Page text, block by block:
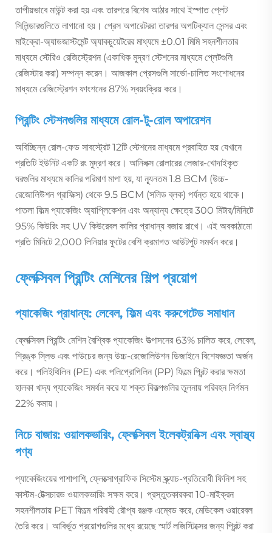
তাপীয়ভাবে মাউন্ট করা হয় এবং তারপরে বিশেষ আঠার সাথে ইস্পাত প্লেট
সিলিন্ডারগুলিতে লাগানো হয়। প্রেস অপারেটররা তারপর অপটিক্যাল সেন্সর এবং
মাইক্রো-অ্যাডজাস্টমেন্ট অ্যাকচুয়েটরের মাধ্যমে ±0.01 মিমি সহনশীলতার
মাধ্যমে স্টেরিও রেজিস্ট্রেশন (একাধিক মুদ্রণ স্টেশনের মাধ্যমে প্লেটগুলি
রেজিস্টার করা) সম্পন্ন করেন। আজকাল প্রেসগুলি সার্ভো-চালিত সংশোধনের
মাধ্যমে রেজিস্ট্রেশন ফাংশনের 87% স্বয়ংক্রিয় করে।
প্রিন্টিং স্টেশনগুলির মাধ্যমে রোল-টু-রোল অপারেশন
অবিচ্ছিন্ন রোল-ফেড সাবস্ট্রেট 12টি স্টেশনের মাধ্যমে প্রবাহিত হয় যেখানে
প্রতিটি ইউনিট একটি রং মুদ্রণ করে। আনিলক্স রোলারের লেজার-খোদাইকৃত
ঘরগুলির মাধ্যমে কালির পরিমাণ মাপা হয়, যা ন্যূনতম 1.8 BCM (উচ্চ-
রেজোলিউশন গ্রাফিক্স) থেকে 9.5 BCM (সলিড ব্লক) পর্যন্ত হয়ে থাকে।
পাতলা ফিল্ম প্যাকেজিং অ্যাপ্লিকেশন এবং অন্যান্য ক্ষেত্রে 300 মিটার/মিনিটে
95% কিউরিং সহ UV কিউরেবল কালির প্রাধান্য বজায় রাখে। এই অবকাঠামো
প্রতি মিনিটে 2,000 লিনিয়ার ফুটের বেশি ক্রমাগত আউটপুট সমর্থন করে।
ফ্লেক্সিবল প্রিন্টিং মেশিনের শিল্প প্রয়োগ
প্যাকেজিং প্রাধান্য: লেবেল, ফিল্ম এবং করুগেটেড সমাধান
ফ্লেক্সিবল প্রিন্টিং মেশিন বৈশ্বিক প্যাকেজিং উত্পাদনের 63% চালিত করে, লেবেল,
শ্রিঙ্ক স্লিভ এবং পাউচের জন্য উচ্চ-রেজোলিউশন ডিজাইনে বিশেষজ্ঞতা অর্জন
করে। পলিইথিলিন (PE) এবং পলিপ্রোপিলিন (PP) ফিল্মে প্রিন্ট করার ক্ষমতা
হালকা খাদ্য প্যাকেজিং সমর্থন করে যা শক্ত বিকল্পগুলির তুলনায় পরিবহন নির্গমন
22% কমায়।
নিচে বাজার: ওয়ালকভারিং, ফ্লেক্সিবল ইলেকট্রনিক্স এবং স্বাস্থ্য
পণ্য
প্যাকেজিংয়ের পাশাপাশি, ফ্লেক্সোগ্রাফিক সিস্টেম স্ক্র্যাচ-প্রতিরোধী ফিনিশ সহ
কাস্টম-টেক্সচারড ওয়ালকভারিং সক্ষম করে। প্রস্তুতকারকরা 10-মাইক্রন
সহনশীলতায় PET ফিল্মে পরিবাহী রৌপ্য রঞ্জক এম্বেড করে, মেডিকেল ওয়ারেবল
তৈরি করে। আবির্ভূত প্রয়োগগুলির মধ্যে রয়েছে স্মার্ট লজিস্টিক্সের জন্য প্রিন্ট করা